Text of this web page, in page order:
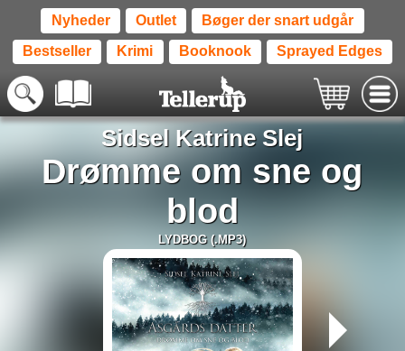
Nyheder Outlet Bøger der snart udgår
Bestseller Krimi Booknook Sprayed Edges
Sidsel Katrine Slej
Drømme om sne og
blod
LYDBOG (.MP3)